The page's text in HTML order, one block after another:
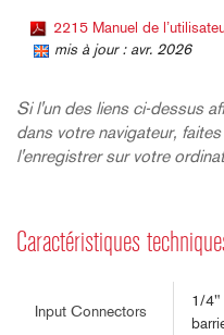
2215 Manuel de
mis à jour : avr. 2026
Si l'un des liens ci-dessus
dans votre navigateur,
l'enregistrer sur votre
Caractéristiques
Input Connectors
1/4"